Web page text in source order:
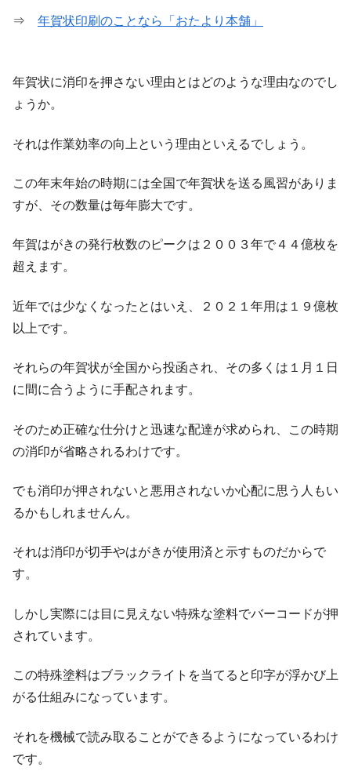
⇒ 年賀状印刷のことなら「おたより本舗」
年賀状に消印を押さない理由とはどのような理由なのでし
ょうか。
それは作業効率の向上という理由といえるでしょう。
この年末年始の時期には全国で年賀状を送る風習がありま
すが、その数量は毎年膨大です。
年賀はがきの発行枚数のピークは２００３年で４４億枚を
超えます。
近年では少なくなったとはいえ、２０２１年用は１９億枚
以上です。
それらの年賀状が全国から投函され、その多くは１月１日
に間に合うように手配されます。
そのため正確な仕分けと迅速な配達が求められ、この時期
の消印が省略されるわけです。
でも消印が押されないと悪用されないか心配に思う人もい
るかもしれませんん。
それは消印が切手やはがきが使用済と示すものだからで
す。
しかし実際には目に見えない特殊な塗料でバーコードが押
されています。
この特殊塗料はブラックライトを当てると印字が浮かび上
がる仕組みになっています。
それを機械で読み取ることができるようになっているわけ
です。